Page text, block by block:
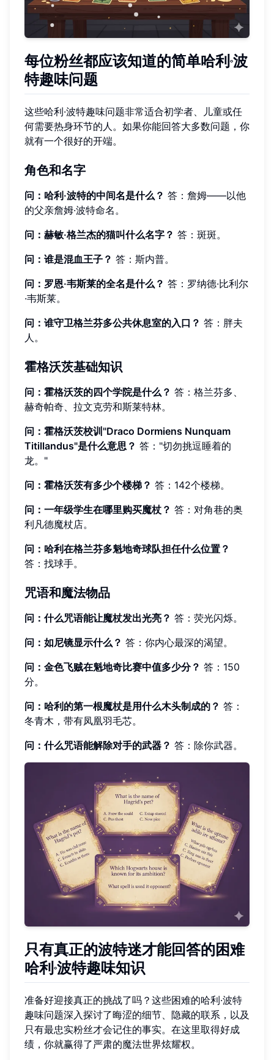
每位粉丝都应该知道的简单哈利·波
特趣味问题
这些哈利·波特趣味问题非常适合初学者、儿童或任
何需要热身环节的人。如果你能回答大多数问题，你
就有一个很好的开端。
角色和名字
问：哈利·波特的中间名是什么？ 答：詹姆——以他
的父亲詹姆·波特命名。
问：赫敏·格兰杰的猫叫什么名字？ 答：斑斑。
问：谁是混血王子？ 答：斯内普。
问：罗恩·韦斯莱的全名是什么？ 答：罗纳德·比利尔
·韦斯莱。
问：谁守卫格兰芬多公共休息室的入口？ 答：胖夫
人。
霍格沃茨基础知识
问：霍格沃茨的四个学院是什么？ 答：格兰芬多、
赫奇帕奇、拉文克劳和斯莱特林。
问：霍格沃茨校训"Draco Dormiens Nunquam
Titillandus"是什么意思？ 答："切勿挑逗睡着的
龙。"
问：霍格沃茨有多少个楼梯？ 答：142个楼梯。
问：一年级学生在哪里购买魔杖？ 答：对角巷的奥
利凡德魔杖店。
问：哈利在格兰芬多魁地奇球队担任什么位置？
答：找球手。
咒语和魔法物品
问：什么咒语能让魔杖发出光亮？ 答：荧光闪烁。
问：如尼镜显示什么？ 答：你内心最深的渴望。
问：金色飞贼在魁地奇比赛中值多少分？ 答：150
分。
问：哈利的第一根魔杖是用什么木头制成的？ 答：
冬青木，带有凤凰羽毛芯。
问：什么咒语能解除对手的武器？ 答：除你武器。
只有真正的波特迷才能回答的困难
哈利·波特趣味知识
准备好迎接真正的挑战了吗？这些困难的哈利·波特
趣味问题深入探讨了晦涩的细节、隐藏的联系，以及
只有最忠实粉丝才会记住的事实。在这里取得好成
绩，你就赢得了严肃的魔法世界炫耀权。